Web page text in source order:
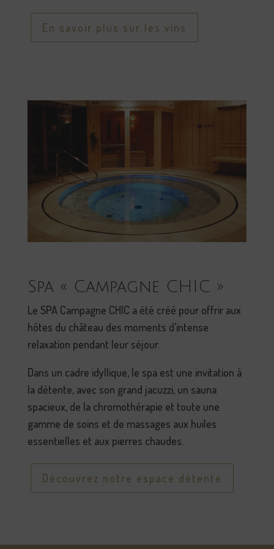
En savoir plus sur les vins
Spa « Campagne CHIC »
Le SPA Campagne CHIC a été créé pour offrir aux
hôtes du château des moments d’intense
relaxation pendant leur séjour.
Dans un cadre idyllique, le spa est une invitation à
la détente, avec son grand jacuzzi, un sauna
spacieux, de la chromothérapie et toute une
gamme de soins et de massages aux huiles
essentielles et aux pierres chaudes.
Découvrez notre espace détente